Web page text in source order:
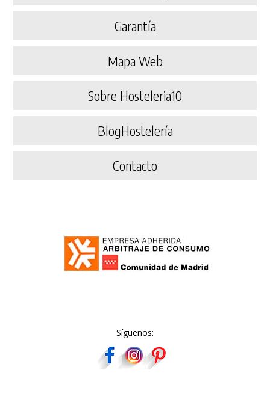
Garantía
Mapa Web
Sobre Hosteleria10
BlogHostelería
Contacto
Síguenos: